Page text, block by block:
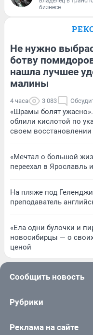
бизнесе
Не нужно
ботву
нашла лучшее
малины
4 часа 3 083
«Шрамы болят
облили кислотой по
своем восстановлении
«Мечтал о большой
переехал в Ярославль
На пляже под
преподаватель
«Ела одни булочки и
новосибирцы — о
ценой
Сообщить новость
Рубрики
Реклама на сайте